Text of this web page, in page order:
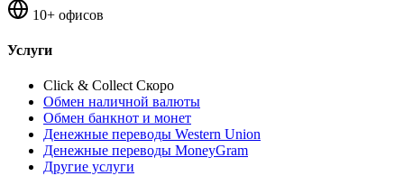
10+ офисов
Услуги
Click & Collect Скоро
Обмен наличной валюты
Обмен банкнот и монет
Денежные переводы Western Union
Денежные переводы MoneyGram
Другие услуги